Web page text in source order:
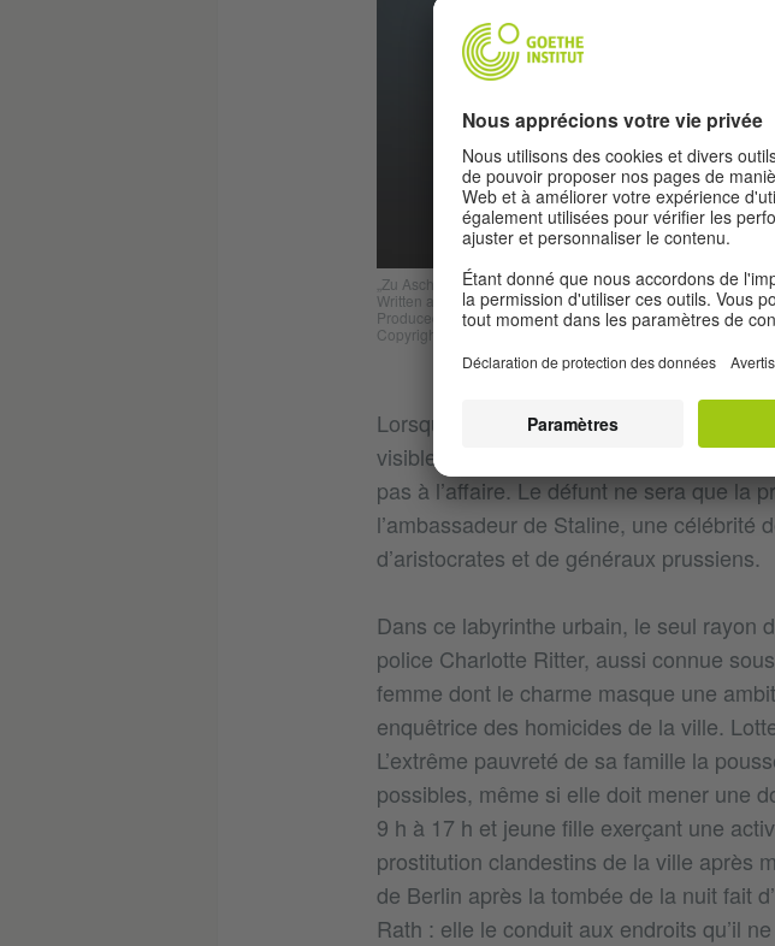
En savoir plus
„Zu Asche, Zu Staub“
Written and composed by Nikko Weidemann, Mario Kamien
Produced by Nikko Weidemann and Mario Kamien,
Copyright: BMG Music, https://BMG.lnk.to/BabylonBerlinID
Lorsque Rath reconnaît un cadavre à la
visiblement été torturé, il se rend
pas à l’affaire. Le défunt ne sera que la
l’ambassadeur de Staline, une célébrité
d’aristocrates et de généraux prussiens.
Dans ce labyrinthe urbain, le seul rayon
police Charlotte Ritter, aussi connue
femme dont le charme masque une
enquêtrice des homicides de la ville.
L’extrême pauvreté de sa famille la
possibles, même si elle doit mener une
9 h à 17 h et jeune fille exerçant une
prostitution clandestins de la ville après
de Berlin après la tombée de la nuit fait
Rath : elle le conduit aux endroits qu’il